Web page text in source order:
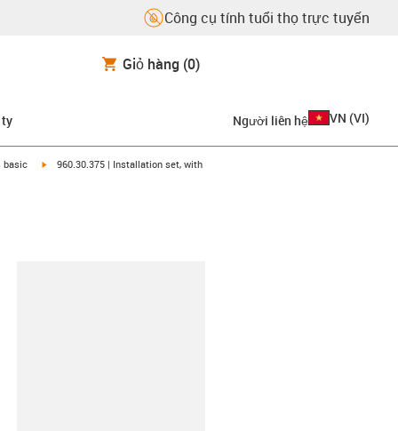
Công cụ tính tuổi thọ trực tuyến
Giỏ hàng (0)
ty Người liên hệ VN (VI)
basic igus-icon-arrow-right
960.30.375 | Installation set, with